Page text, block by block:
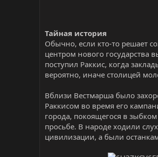
Тайная история
Обычно, если кто-то решает
центром нового
поступил Раккис, когда
вероятно, иначе столицей
Вблизи Вестмарша было
Раккисом во время его
города, покоящегося в
просьбе. В народе ходили
цивилизации, а были